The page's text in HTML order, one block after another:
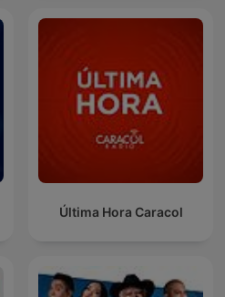
Última Hora Caracol